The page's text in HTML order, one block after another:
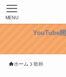
MENU
YouTube
ホーム 敬称